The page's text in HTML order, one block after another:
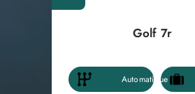
Golf 7r